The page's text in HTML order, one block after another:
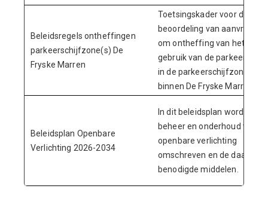
Beleidsregels ontheffingen
parkeerschijfzone(s) De
Fryske Marren
Toetsingskader voor de
beoordeling van aanvragen
om ontheffing van het
gebruik van de parkeerschijf
in de parkeerschijfzones
binnen De Fryske Marren
Beleidsplan Openbare
Verlichting 2026-2034
In dit beleidsplan wordt het
beheer en onderhoud van de
openbare verlichting
omschreven en de daarvoor
benodigde middelen.